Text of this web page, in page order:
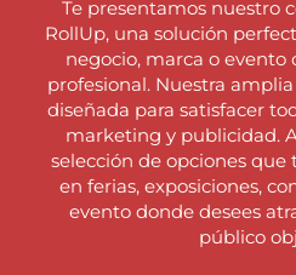
Te presentamos nuestro
RollUp, una solución
negocio, marca o evento
profesional. Nuestra
diseñada para satisfacer
marketing y publicidad.
selección de opciones
en ferias, exposiciones,
evento donde desees
público